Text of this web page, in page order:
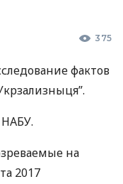
375
фактов
НАБУ.
на
2017